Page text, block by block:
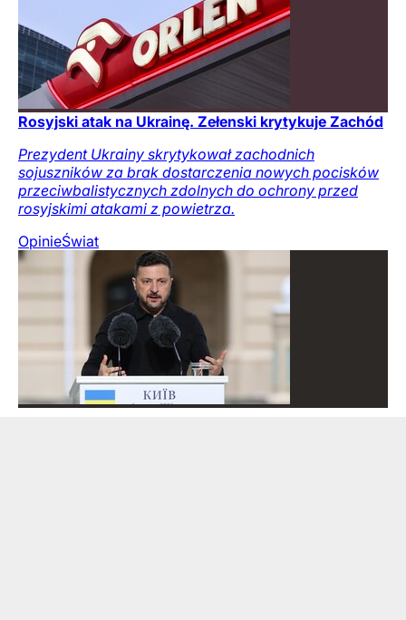
Rosyjski atak na Ukrainę. Zełenski krytykuje Zachód
Prezydent Ukrainy skrytykował zachodnich
sojuszników za brak dostarczenia nowych pocisków
przeciwbalistycznych zdolnych do ochrony przed
rosyjskimi atakami z powietrza.
OpinieŚwiat